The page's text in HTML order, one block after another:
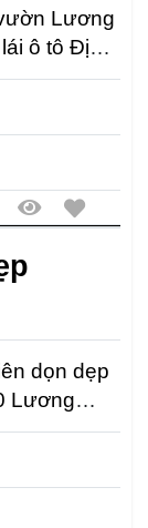
Lương
ô tô Địa
dọn dẹp
Lương